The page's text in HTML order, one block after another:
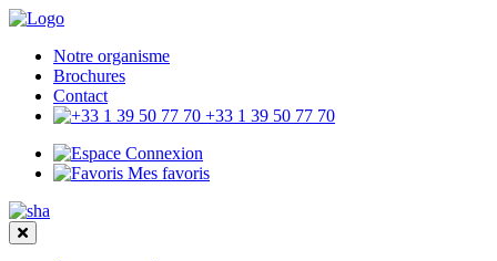
Notre organisme
Brochures
Contact
+33 1 39 50 77 70
Connexion
Mes favoris